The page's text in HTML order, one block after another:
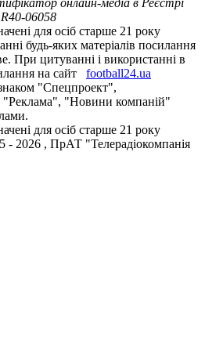
онлайн-медіа в Реєстрі
06058
для осіб старше 21 року
будь-яких матеріалів посилання
При цитуванні і використанні в
на сайт
football24.ua
"Спецпроект",
"Реклама", "Новини компаній"
для осіб старше 21 року
- 2026 , ПрАТ "Телерадіокомпанія